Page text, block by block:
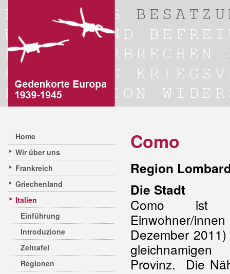
Home
Wir über uns
Frankreich
Griechenland
Italien
Einführung
Introduzione
Zeittafel
Regionen
Como
Region
Die Stadt
Como ist
Einwohner/
Dezember
Provinz. Die